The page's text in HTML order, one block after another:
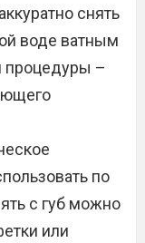
снять
воде ватным
процедуры –
по
с губ можно
или